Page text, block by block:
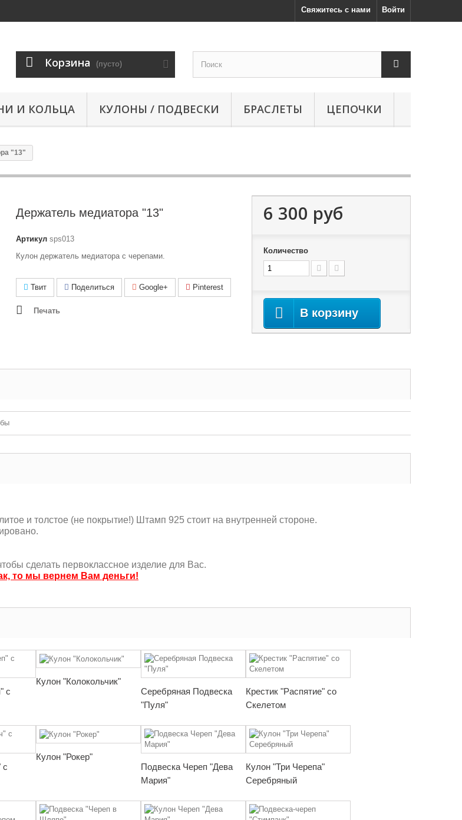
Войти
Свяжитесь с нами
Корзина (пусто)
И КОЛЬЦА КУЛОНЫ / ПОДВЕСКИ БРАСЛЕТЫ ЦЕПОЧКИ
"13"
Держатель медиатора "13"
Артикул sps013
Кулон держатель медиатора с черепами.
Твит Поделиться Google+ Pinterest
Печать
6 300 руб
Количество
В корзину
и толстое (не покрытие!) Штамп 925 стоит на внутренней стороне.
сделать первоклассное изделие для Вас.
то мы вернем Вам деньги!
с
Кулон "Колокольчик"
Серебряная Подвеска
"Пуля"
Крестик "Распятие" со
Скелетом
с
Кулон "Рокер"
Подвеска Череп "Дева
Мария"
Кулон "Три Черепа"
Серебряный